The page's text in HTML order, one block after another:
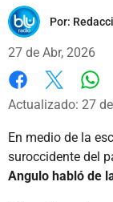
Por:
27 de Abr, 2026
Facebook
X
Actualizado: 27
En medio de la
suroccidente del
Angulo habló de